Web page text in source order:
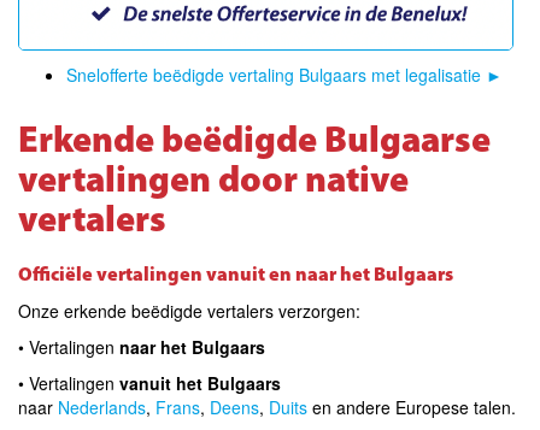
Snelofferte beëdigde vertaling Bulgaars met legalisatie ►
Erkende beëdigde Bulgaarse
vertalingen door native
vertalers
Officiële vertalingen vanuit en naar het Bulgaars
Onze erkende beëdigde vertalers verzorgen:
• Vertalingen naar het Bulgaars
• Vertalingen vanuit het Bulgaars
naar Nederlands, Frans, Deens, Duits en andere Europese talen.